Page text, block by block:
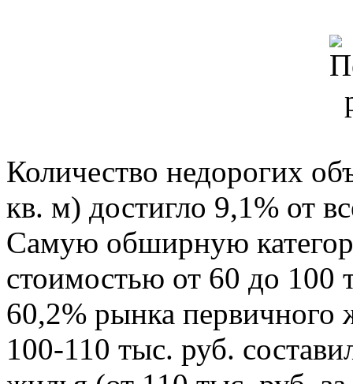
Количество недорогих
кв. м) достигло 9,1% от
Самую обширную
стоимостью от 60 до 100
60,2% рынка
100-110 тыс. руб.